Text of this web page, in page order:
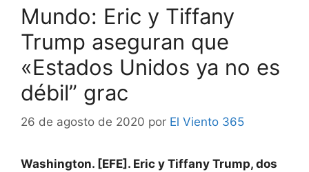
Mundo: Eric y Tiffany
Trump aseguran que
«Estados Unidos ya no es
débil” grac
26 de agosto de 2020 por El Viento 365
Washington. [EFE]. Eric y Tiffany Trump, dos